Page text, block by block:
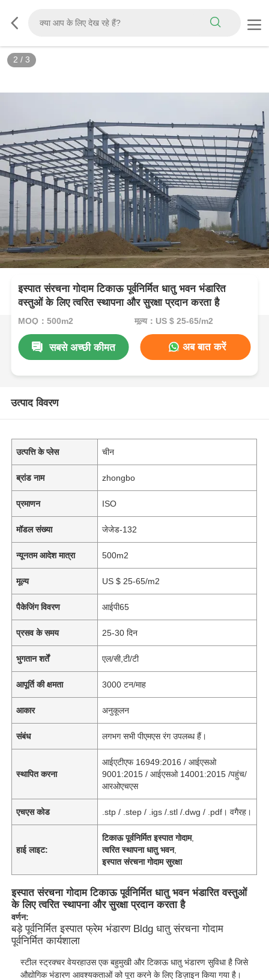
2 / 3
इस्पात संरचना गोदाम टिकाऊ पूर्वनिर्मित धातु भवन भंडारित
वस्तुओं के लिए त्वरित स्थापना और सुरक्षा प्रदान करता है
MOQ：500m2 मूल्य：US $ 25-65/m2
सबसे अच्छी कीमत अब बात करें
उत्पाद विवरण
उत्पत्ति के प्लेस चीन
ब्रांड नाम zhongbo
प्रमाणन ISO
मॉडल संख्या जेजेड-132
न्यूनतम आदेश मात्रा 500m2
मूल्य US $ 25-65/m2
पैकेजिंग विवरण आईपी65
प्रसव के समय 25-30 दिन
भुगतान शर्तें एल/सी,टी/टी
आपूर्ति की क्षमता 3000 टन/माह
आकार अनुकूलन
संबंध लगभग सभी पीएमएस रंग उपलब्ध हैं।
स्थापित करना
आईएटीएफ 16949:2016 / आईएसओ
9001:2015 / आईएसओ 14001:2015 /पहुंच/
आरओएचएस
एचएस कोड .stp / .step / .igs /.stl /.dwg / .pdf। वगैरह।
हाई लाइट:
टिकाऊ पूर्वनिर्मित इस्पात गोदाम,
त्वरित स्थापना धातु भवन,
इस्पात संरचना गोदाम सुरक्षा
इस्पात संरचना गोदाम टिकाऊ पूर्वनिर्मित धातु भवन भंडारित वस्तुओं
के लिए त्वरित स्थापना और सुरक्षा प्रदान करता है
वर्णन:
बड़े पूर्वनिर्मित इस्पात फ्रेम भंडारण Bldg धातु संरचना गोदाम
पूर्वनिर्मित कार्यशाला
स्टील स्ट्रक्चर वेयरहाउस एक बहुमुखी और टिकाऊ धातु भंडारण सुविधा है जिसे
औद्योगिक भंडारण आवश्यकताओं को पूरा करने के लिए डिज़ाइन किया गया है।